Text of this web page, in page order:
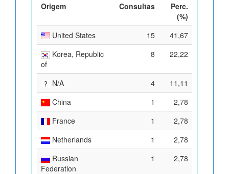
Origem Consultas
Perc.
(%)
United States
15
41,67
Korea, Republic
of
8 22,22
N/A 4
11,11
China
1
2,78
France
1
2,78
Netherlands
1
2,78
Russian
Federation
1 2,78